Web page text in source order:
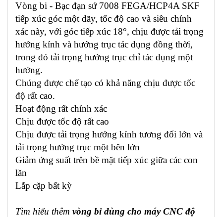
Vòng bi - Bạc đạn sứ 7008 FEGA/HCP4A SKF
tiếp xúc góc một dãy, tốc độ cao và siêu chính
xác này, với góc tiếp xúc 18°, chịu được tải trọng
hướng kính và hướng trục tác dụng đồng thời,
trong đó tải trọng hướng trục chỉ tác dụng một
hướng.
Chúng được chế tạo có khả năng chịu được tốc
độ rất cao.
Hoạt động rất chính xác
Chịu được tốc độ rất cao
Chịu được tải trọng hướng kính tương đối lớn và
tải trọng hướng trục một bên lớn
Giảm ứng suất trên bề mặt tiếp xúc giữa các con
lăn
Lắp cặp bất kỳ
Tìm hiểu thêm vòng bi dùng cho máy CNC độ